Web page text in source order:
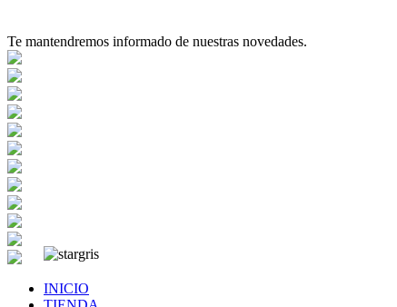
Te mantendremos informado de nuestras novedades.
INICIO